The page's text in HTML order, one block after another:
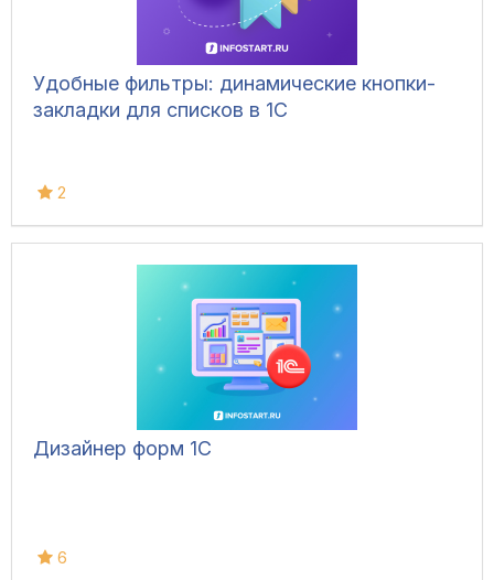
Удобные фильтры: динамические кнопки-
закладки для списков в 1С
2
Дизайнер форм 1С
6